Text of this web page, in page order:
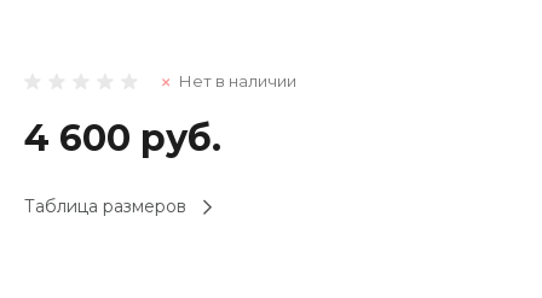
Нет в наличии
4 600 руб.
Таблица размеров